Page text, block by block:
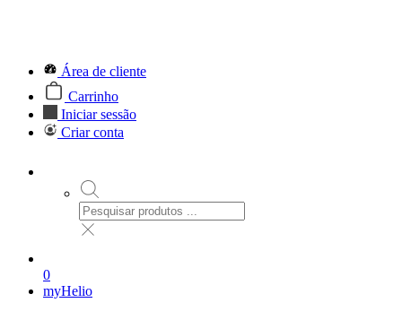
Área de cliente
Carrinho
Iniciar sessão
Criar conta
0
myHelio